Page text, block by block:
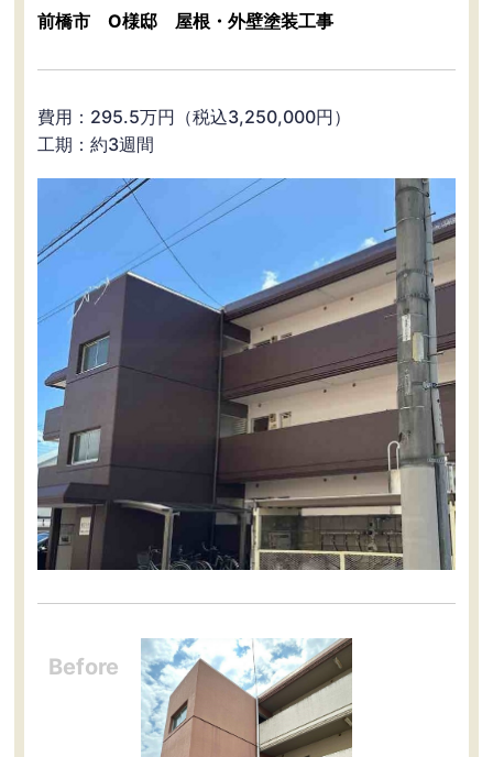
前橋市 O様邸 屋根・外壁塗装工事
費用：295.5万円（税込3,250,000円）
工期：約3週間